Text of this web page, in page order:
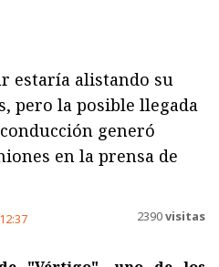
estaría alistando su
pero la posible llegada
generó
en la prensa de
12:37 2390visitas